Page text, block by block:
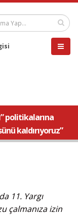
politikalarına
kaldırıyoruz”
11. Yargı
çalmanıza izin